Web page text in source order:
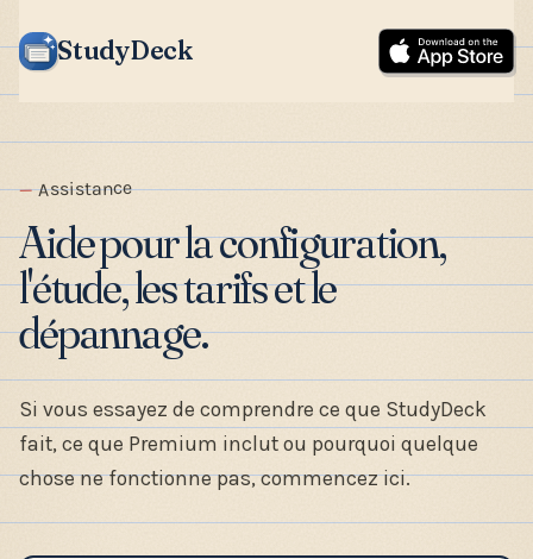
StudyDeck
Assistance
Aide pour la configuration,
l'étude, les tarifs et le
dépannage.
Si vous essayez de comprendre ce que StudyDeck
fait, ce que Premium inclut ou pourquoi quelque
chose ne fonctionne pas, commencez ici.